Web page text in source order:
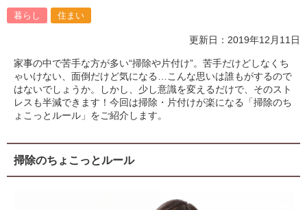
暮らし 住まい
更新日：2019年12月11日
家事の中で苦手な方が多い“掃除や片付け”。苦手だけどしなくち
ゃいけない、面倒だけど気になる…こんな思いは誰もがするので
はないでしょうか。しかし、少し意識を変えるだけで、そのスト
レスも半減できます！今回は掃除・片付けが楽になる「掃除のち
ょこっとルール」をご紹介します。
掃除のちょこっとルール